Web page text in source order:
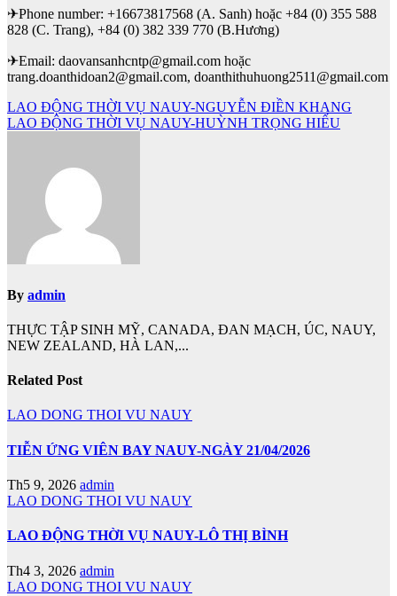
✈Phone number: +16673817568 (A. Sanh) hoặc +84 (0) 355 588
828 (C. Trang), +84 (0) 382 339 770 (B.Hương)
✈Email: daovansanhcntp@gmail.com hoặc
trang.doanthidoan2@gmail.com, doanthithuhuong2511@gmail.com
Điều
hướng
LAO ĐỘNG THỜI VỤ NAUY-NGUYỄN ĐIỀN KHANG
LAO ĐỘNG THỜI VỤ NAUY-HUỲNH TRỌNG HIẾU
By admin
THỰC TẬP SINH MỸ, CANADA, ĐAN MẠCH, ÚC, NAUY,
NEW ZEALAND, HÀ LAN,...
Related Post
LAO DONG THOI VU NAUY
TIỄN ỨNG VIÊN BAY NAUY-NGÀY 21/04/2026
Th5 9, 2026 admin
LAO DONG THOI VU NAUY
LAO ĐỘNG THỜI VỤ NAUY-LÔ THỊ BÌNH
Th4 3, 2026 admin
LAO DONG THOI VU NAUY